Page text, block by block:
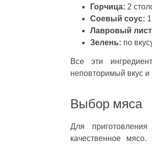
Горчица: 2
Соевый соус:
Лавровый
Зелень: по
Все эти
неповторимый вкус и
Выбор мяса
Для
качественное